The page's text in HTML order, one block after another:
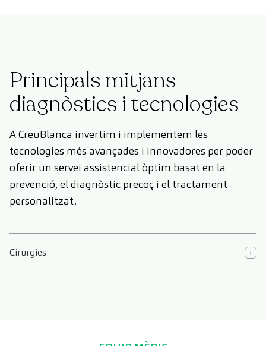
Principals mitjans
diagnòstics i tecnologies
A CreuBlanca invertim i implementem les
tecnologies més avançades i innovadores per poder
oferir un servei assistencial òptim basat en la
prevenció, el diagnòstic precoç i el tractament
personalitzat.
Cirurgies